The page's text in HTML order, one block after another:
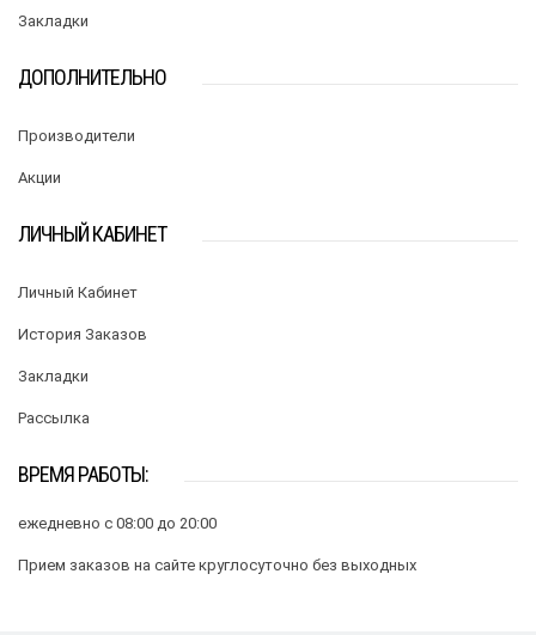
Закладки
ДОПОЛНИТЕЛЬНО
Производители
Акции
ЛИЧНЫЙ КАБИНЕТ
Личный Кабинет
История Заказов
Закладки
Рассылка
ВРЕМЯ РАБОТЫ:
ежедневно с 08:00 до 20:00
Прием заказов на сайте круглосуточно без выходных